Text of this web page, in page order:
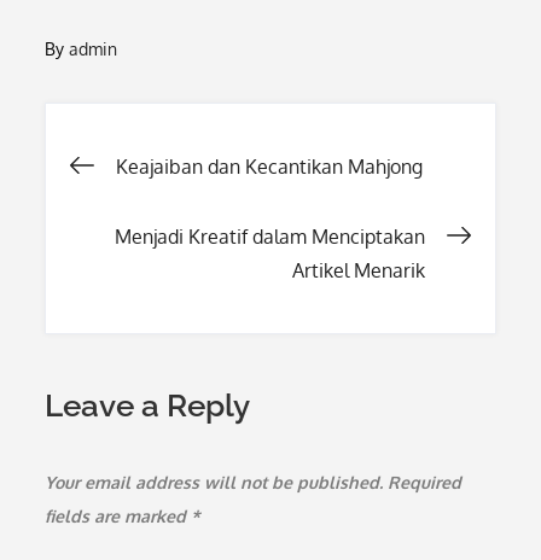
Byadmin
Post
navigation
Keajaiban dan Kecantikan Mahjong
Menjadi Kreatif dalam Menciptakan
Artikel Menarik
Leave a Reply
Your email address will not be published. Required
fields are marked *